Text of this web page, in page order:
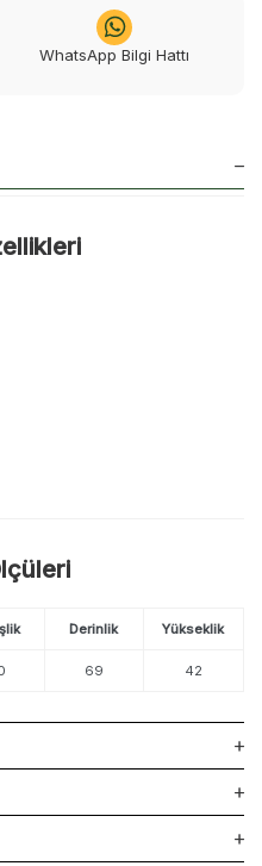
WhatsApp Bilgi Hattı
Derinlik Yükseklik
69 42